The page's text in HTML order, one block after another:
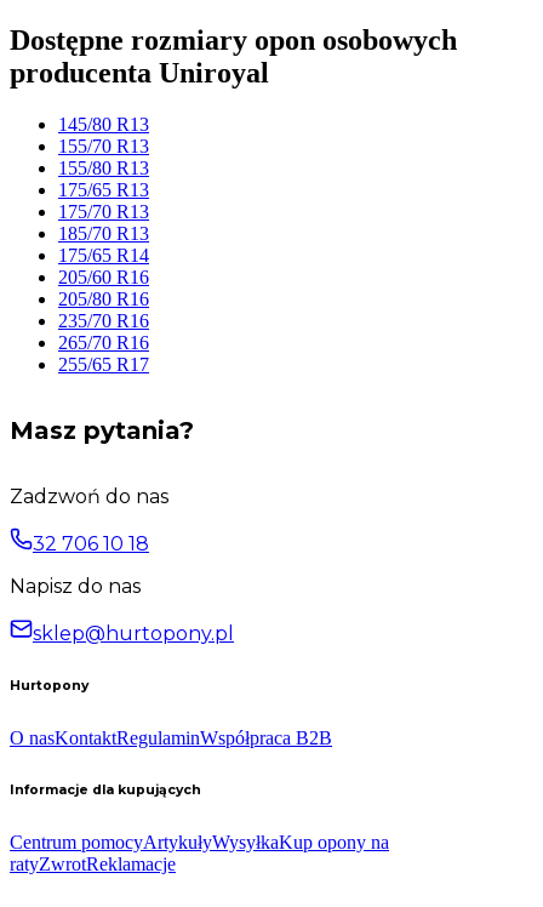
Dostępne rozmiary opon osobowych
producenta Uniroyal
145/80 R13
155/70 R13
155/80 R13
175/65 R13
175/70 R13
185/70 R13
175/65 R14
205/60 R16
205/80 R16
235/70 R16
265/70 R16
255/65 R17
Masz pytania?
Zadzwoń do nas
32 706 10 18
Napisz do nas
sklep@hurtopony.pl
Hurtopony
O nasKontaktRegulaminWspółpraca B2B
Informacje dla kupujących
Centrum pomocyArtykułyWysyłkaKup opony na
ratyZwrotReklamacje